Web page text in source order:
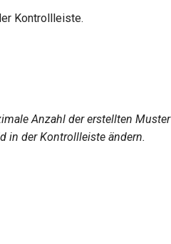
Kontrollleiste.
Anzahl der erstellten Muster
in der Kontrollleiste ändern.